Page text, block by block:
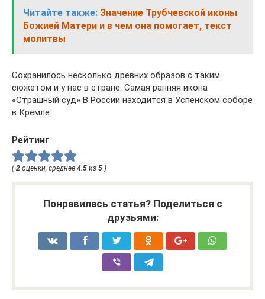
Читайте также: Значение Трубчевской иконы
Божией Матери и в чем она помогает, текст
молитвы
Сохранилось несколько древних образов с таким
сюжетом и у нас в стране. Самая ранняя икона
«Страшный суд» В России находится в Успенском соборе
в Кремле.
Рейтинг
( 2 оценки, среднее 4.5 из 5 )
Понравилась статья? Поделиться с
друзьями: